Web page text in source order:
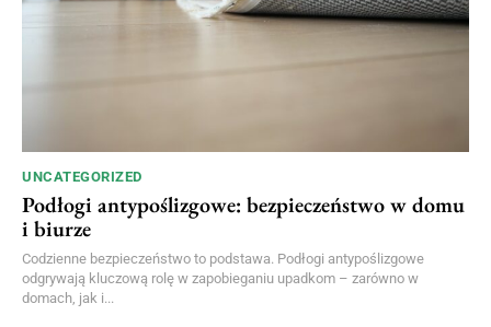
UNCATEGORIZED
Podłogi antypoślizgowe: bezpieczeństwo w domu
i biurze
Codzienne bezpieczeństwo to podstawa. Podłogi antypoślizgowe
odgrywają kluczową rolę w zapobieganiu upadkom – zarówno w
domach, jak i...